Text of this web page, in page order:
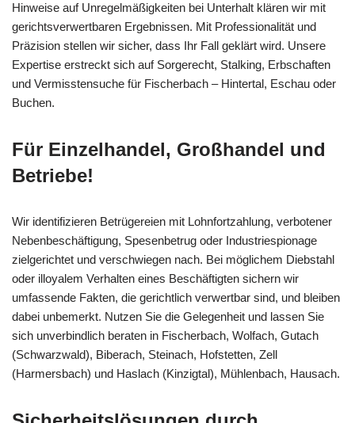
Hinweise auf Unregelmäßigkeiten bei Unterhalt klären wir mit
gerichtsverwertbaren Ergebnissen. Mit Professionalität und
Präzision stellen wir sicher, dass Ihr Fall geklärt wird. Unsere
Expertise erstreckt sich auf Sorgerecht, Stalking, Erbschaften
und Vermisstensuche für Fischerbach – Hintertal, Eschau oder
Buchen.
Für Einzelhandel, Großhandel und
Betriebe!
Wir identifizieren Betrügereien mit Lohnfortzahlung, verbotener
Nebenbeschäftigung, Spesenbetrug oder Industriespionage
zielgerichtet und verschwiegen nach. Bei möglichem Diebstahl
oder illoyalem Verhalten eines Beschäftigten sichern wir
umfassende Fakten, die gerichtlich verwertbar sind, und bleiben
dabei unbemerkt. Nutzen Sie die Gelegenheit und lassen Sie
sich unverbindlich beraten in Fischerbach, Wolfach, Gutach
(Schwarzwald), Biberach, Steinach, Hofstetten, Zell
(Harmersbach) und Haslach (Kinzigtal), Mühlenbach, Hausach.